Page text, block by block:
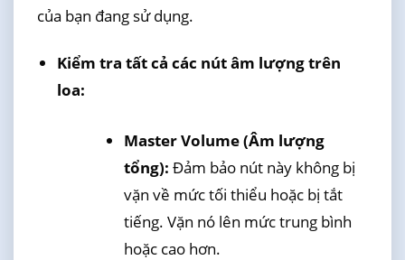
của bạn đang sử dụng.
Kiểm tra tất cả các nút âm lượng trên
loa:
Master Volume (Âm lượng
tổng): Đảm bảo nút này không bị
vặn về mức tối thiểu hoặc bị tắt
tiếng. Vặn nó lên mức trung bình
hoặc cao hơn.